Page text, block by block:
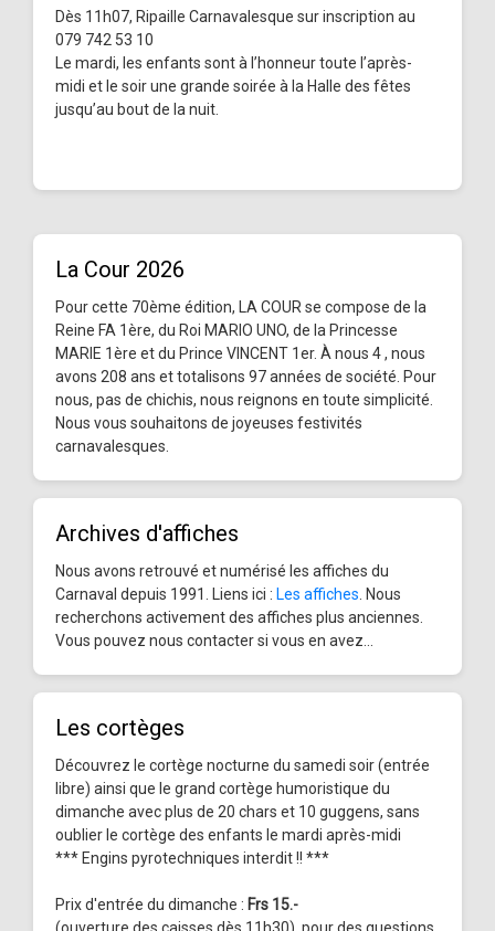
Dès 11h07, Ripaille Carnavalesque sur inscription au
079 742 53 10
Le mardi, les enfants sont à l’honneur toute l’après-
midi et le soir une grande soirée à la Halle des fêtes
jusqu’au bout de la nuit.
La Cour 2026
Pour cette 70ème édition, LA COUR se compose de la
Reine FA 1ère, du Roi MARIO UNO, de la Princesse
MARIE 1ère et du Prince VINCENT 1er. À nous 4 , nous
avons 208 ans et totalisons 97 années de société. Pour
nous, pas de chichis, nous reignons en toute simplicité.
Nous vous souhaitons de joyeuses festivités
carnavalesques.
Archives d'affiches
Nous avons retrouvé et numérisé les affiches du
Carnaval depuis 1991. Liens ici : Les affiches . Nous
recherchons activement des affiches plus anciennes.
Vous pouvez nous contacter si vous en avez...
Les cortèges
Découvrez le cortège nocturne du samedi soir (entrée
libre) ainsi que le grand cortège humoristique du
dimanche avec plus de 20 chars et 10 guggens, sans
oublier le cortège des enfants le mardi après-midi
*** Engins pyrotechniques interdit !! ***
Prix d'entrée du dimanche : Frs 15.-